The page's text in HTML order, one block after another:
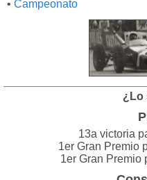
• Campeonato
¿Lo
13a victoria
1er Gran Premio
1er Gran Premio